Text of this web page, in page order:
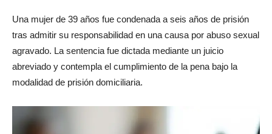
Una mujer de 39 años fue condenada a seis años de prisión
tras admitir su responsabilidad en una causa por abuso sexual
agravado. La sentencia fue dictada mediante un juicio
abreviado y contempla el cumplimiento de la pena bajo la
modalidad de prisión domiciliaria.